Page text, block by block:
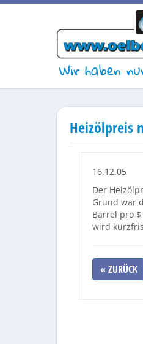
Wir haben
Heizölpreis
16.12.05
Der
Grund war
Barrel pro
wird
« ZURÜCK